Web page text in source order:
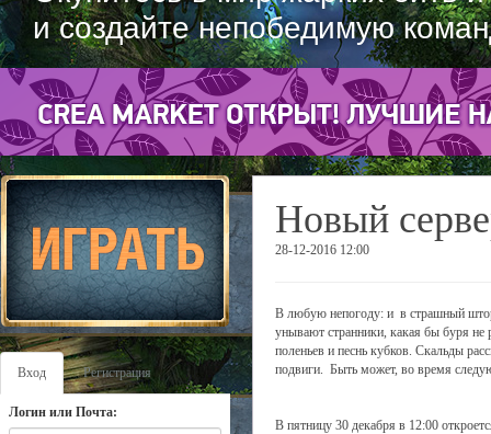
и создайте непобедимую
Вход Регистрация
Логин или Почта:
Новый
28-12-2016 12:00
В любую непогоду: и в страшный
унывают странники, какая бы буря
поленьев и песнь кубков. Скальды
подвиги. Быть может, во время
В пятницу 30 декабря в 12:00